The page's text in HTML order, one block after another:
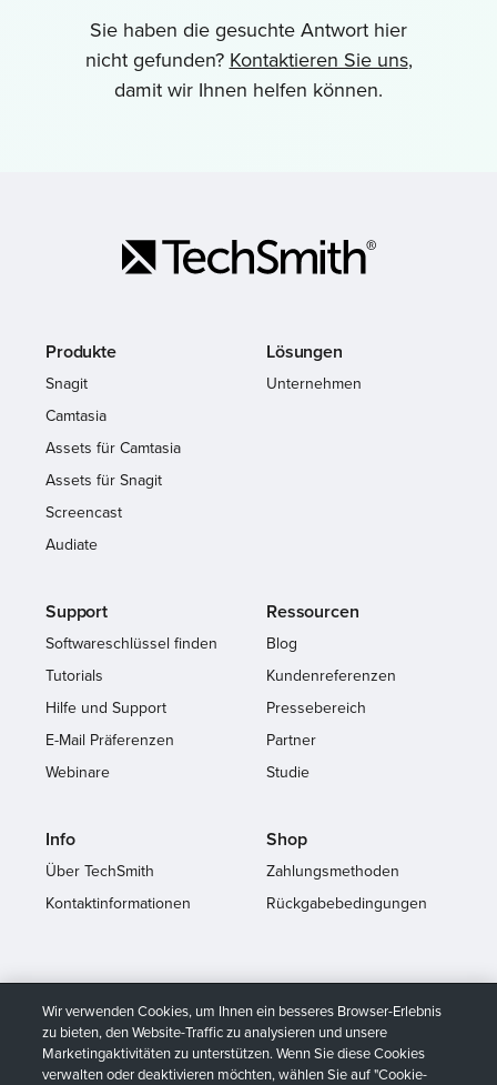
Sie haben die gesuchte Antwort hier
nicht gefunden? Kontaktieren Sie uns,
damit wir Ihnen helfen können.
Produkte
Snagit
Camtasia
Assets für Camtasia
Assets für Snagit
Screencast
Audiate
Lösungen
Unternehmen
Support
Softwareschlüssel finden
Tutorials
Hilfe und Support
E-Mail Präferenzen
Webinare
Ressourcen
Blog
Kundenreferenzen
Pressebereich
Partner
Studie
Info
Über TechSmith
Kontaktinformationen
Shop
Zahlungsmethoden
Rückgabebedingungen
Wir verwenden Cookies, um Ihnen ein besseres Browser-Erlebnis
zu bieten, den Website-Traffic zu analysieren und unsere
Marketingaktivitäten zu unterstützen. Wenn Sie diese Cookies
verwalten oder deaktivieren möchten, wählen Sie auf "Cookie-